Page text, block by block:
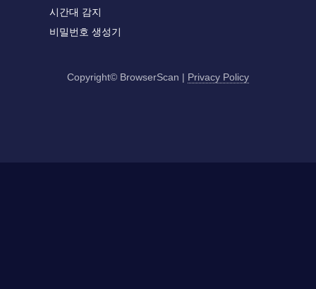
시간대 감지
비밀번호 생성기
Copyright© BrowserScan | Privacy Policy